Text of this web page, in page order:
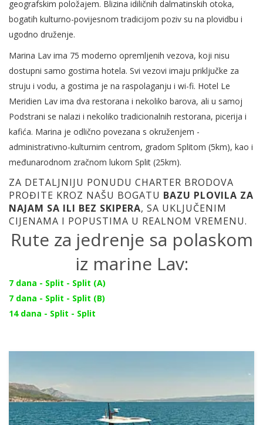
geografskim položajem. Blizina idiličnih dalmatinskih otoka,
bogatih kulturno-povijesnom tradicijom poziv su na plovidbu i
ugodno druženje.
Marina Lav ima 75 moderno opremljenih vezova, koji nisu
dostupni samo gostima hotela. Svi vezovi imaju priključke za
struju i vodu, a gostima je na raspolaganju i wi-fi. Hotel Le
Meridien Lav ima dva restorana i nekoliko barova, ali u samoj
Podstrani se nalazi i nekoliko tradicionalnih restorana, picerija i
kafića. Marina je odlično povezana s okruženjem -
administrativno-kulturnim centrom, gradom Splitom (5km), kao i
međunarodnom zračnom lukom Split (25km).
ZA DETALJNIJU PONUDU CHARTER BRODOVA
PROĐITE KROZ NAŠU BOGATU BAZU PLOVILA ZA
NAJAM SA ILI BEZ SKIPERA, SA UKLJUČENIM
CIJENAMA I POPUSTIMA U REALNOM VREMENU.
Rute za jedrenje sa polaskom
iz marine Lav:
7 dana - Split - Split (A)
7 dana - Split - Split (B)
14 dana - Split - Split